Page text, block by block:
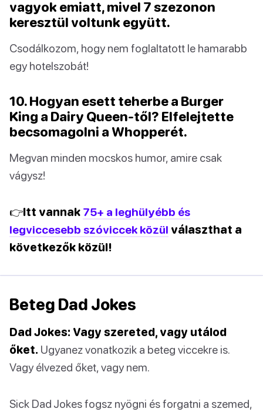
vagyok emiatt, mivel 7 szezonon
keresztül voltunk együtt.
Csodálkozom, hogy nem foglaltatott le hamarabb
egy hotelszobát!
10. Hogyan esett teherbe a Burger
King a Dairy Queen-től? Elfelejtette
becsomagolni a Whopperét.
Megvan minden mocskos humor, amire csak
vágysz!
👉Itt vannak 75+ a leghülyébb és
legviccesebb szóviccek közül választhat a
következők közül!
Beteg Dad Jokes
Dad Jokes: Vagy szereted, vagy utálod
őket. Ugyanez vonatkozik a beteg viccekre is.
Vagy élvezed őket, vagy nem.
Sick Dad Jokes fogsz nyögni és forgatni a szemed,